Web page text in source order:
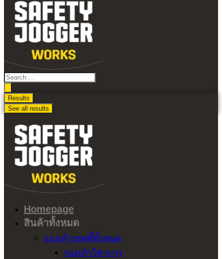
เนื้อหา
Search
...
Results
See all results
Homepage
สินค้าทั้งหมด
รองเท้าเซฟตี้ทั้งหมด
รองเท้าวิศวะกร